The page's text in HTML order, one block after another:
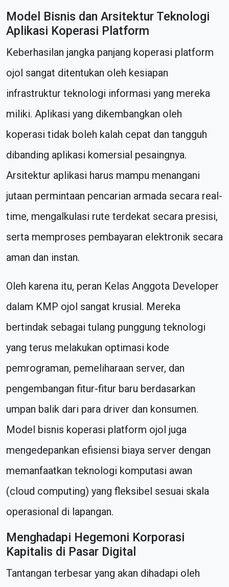
Model Bisnis dan Arsitektur Teknologi
Aplikasi Koperasi Platform
Keberhasilan jangka panjang koperasi platform
ojol sangat ditentukan oleh kesiapan
infrastruktur teknologi informasi yang mereka
miliki. Aplikasi yang dikembangkan oleh
koperasi tidak boleh kalah cepat dan tangguh
dibanding aplikasi komersial pesaingnya.
Arsitektur aplikasi harus mampu menangani
jutaan permintaan pencarian armada secara real-
time, mengalkulasi rute terdekat secara presisi,
serta memproses pembayaran elektronik secara
aman dan instan.
Oleh karena itu, peran Kelas Anggota Developer
dalam KMP ojol sangat krusial. Mereka
bertindak sebagai tulang punggung teknologi
yang terus melakukan optimasi kode
pemrograman, pemeliharaan server, dan
pengembangan fitur-fitur baru berdasarkan
umpan balik dari para driver dan konsumen.
Model bisnis koperasi platform ojol juga
mengedepankan efisiensi biaya server dengan
memanfaatkan teknologi komputasi awan
(cloud computing) yang fleksibel sesuai skala
operasional di lapangan.
Menghadapi Hegemoni Korporasi
Kapitalis di Pasar Digital
Tantangan terbesar yang akan dihadapi oleh